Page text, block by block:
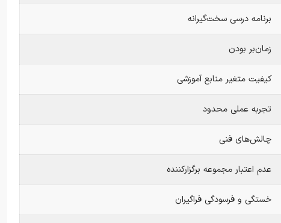
برنامه درسی سخت‌گیرانه
زمان‌بر بودن
کیفیت متغیر منابع آموزشی
تجربه عملی محدود
چالش‌های فنی
عدم اعتبار مجموعه برگزارکننده
خستگی و فرسودگی فراگیران